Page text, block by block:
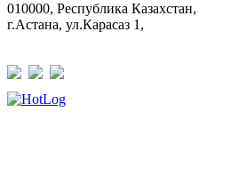
010000, Республика Казахстан,
г.Астана, ул.Карасаз 1,